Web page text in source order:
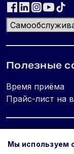
Полезные
Время приёма
Прайс-лист на
Мы используем